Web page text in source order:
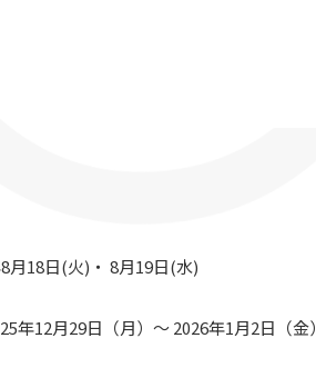
月18日(火)・ 8月19日(水)
年12月29日（月）～ 2026年1月2日（金）